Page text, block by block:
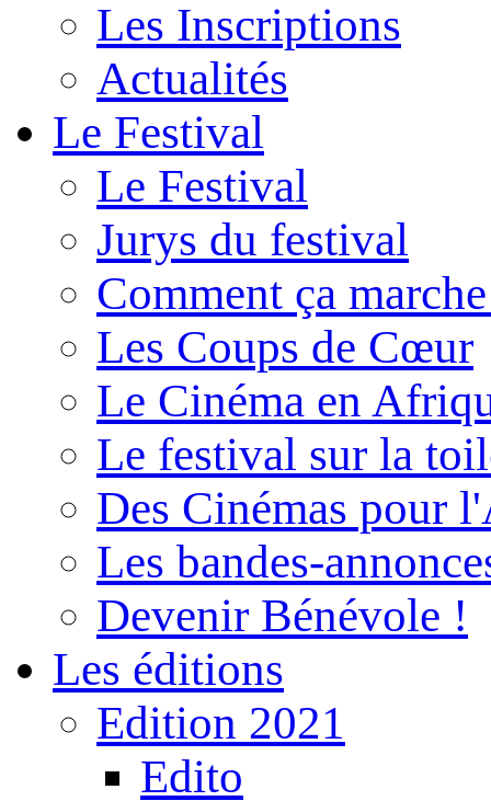
Les Inscriptions
Actualités
Le Festival
Le Festival
Jurys du festival
Comment ça
Les Coups de Cœur
Le Cinéma en
Le festival sur la
Des Cinémas pour
Les bandes-
Devenir Bénévole !
Les éditions
Edition 2021
Edito